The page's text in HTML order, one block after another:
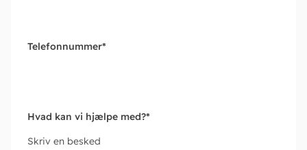
Telefonnummer*
Hvad kan vi hjælpe med?*
Skriv en besked